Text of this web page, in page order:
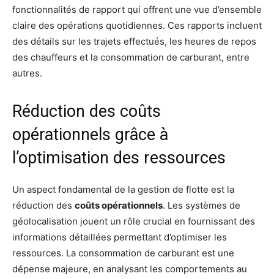
fonctionnalités de rapport qui offrent une vue d’ensemble
claire des opérations quotidiennes. Ces rapports incluent
des détails sur les trajets effectués, les heures de repos
des chauffeurs et la consommation de carburant, entre
autres.
Réduction des coûts
opérationnels grâce à
l’optimisation des ressources
Un aspect fondamental de la gestion de flotte est la
réduction des coûts opérationnels. Les systèmes de
géolocalisation jouent un rôle crucial en fournissant des
informations détaillées permettant d’optimiser les
ressources. La consommation de carburant est une
dépense majeure, en analysant les comportements au